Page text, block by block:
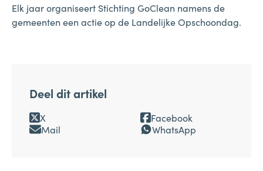
Elk jaar organiseert Stichting GoClean namens de
gemeenten een actie op de Landelijke Opschoondag.
Deel dit artikel
X
Facebook
Mail
WhatsApp